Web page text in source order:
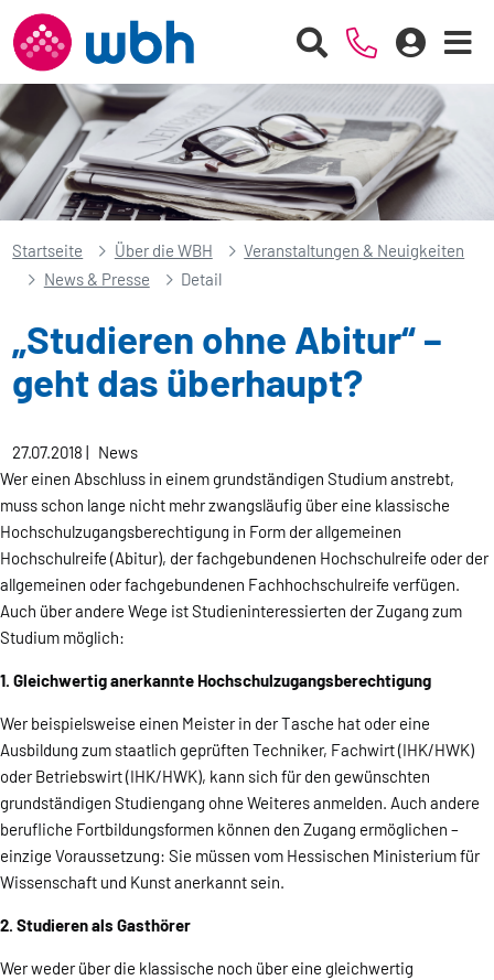
Startseite Über die WBH
Veranstaltungen & Neuigkeiten
News & Presse
Detail
„Studieren ohne Abitur“ –
geht das überhaupt?
27.07.2018| News
Wer einen Abschluss in einem grundständigen Studium anstrebt,
muss schon lange nicht mehr zwangsläufig über eine klassische
Hochschulzugangsberechtigung in Form der allgemeinen
Hochschulreife (Abitur), der fachgebundenen Hochschulreife oder der
allgemeinen oder fachgebundenen Fachhochschulreife verfügen.
Auch über andere Wege ist Studieninteressierten der Zugang zum
Studium möglich:
1. Gleichwertig anerkannte Hochschulzugangsberechtigung
Wer beispielsweise einen Meister in der Tasche hat oder eine
Ausbildung zum staatlich geprüften Techniker, Fachwirt (IHK/HWK)
oder Betriebswirt (IHK/HWK), kann sich für den gewünschten
grundständigen Studiengang ohne Weiteres anmelden. Auch andere
berufliche Fortbildungsformen können den Zugang ermöglichen –
einzige Voraussetzung: Sie müssen vom Hessischen Ministerium für
Wissenschaft und Kunst anerkannt sein.
2. Studieren als Gasthörer
Wer weder über die klassische noch über eine gleichwertig